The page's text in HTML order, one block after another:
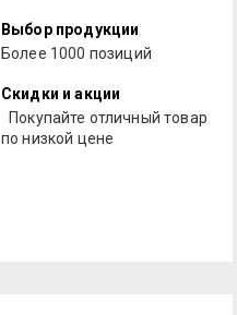
Выбор продукции
Более 1000 позиций
Скидки и акции
Покупайте отличный товар
по низкой цене